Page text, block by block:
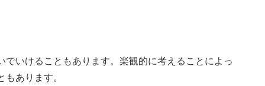
いけることもあります。楽観的に考えることによっ
あります。